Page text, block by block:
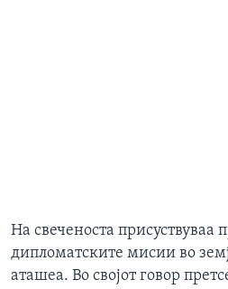
На свеченоста присуствуваа
дипломатските мисии во
аташеа. Во својот говор